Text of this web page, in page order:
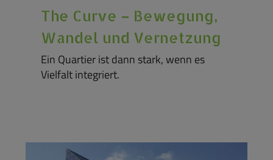
The Curve – Bewegung,
Wandel und Vernetzung
Ein Quartier ist dann stark, wenn es
Vielfalt integriert.